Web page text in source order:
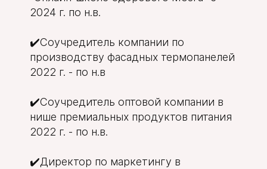
2024 г. по н.в.
✔️Соучредитель компании по
производству фасадных термопанелей
2022 г. - по н.в
✔️Соучредитель оптовой компании в
нише премиальных продуктов питания
2022 г. - по н.в.
✔️Директор по маркетингу в